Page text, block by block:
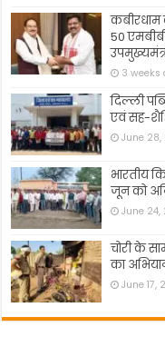
कबीरधाम
50
3 weeks
दिल्ली
एवं सह-
June 28,
भारतीय
जून को
June 24,
चोरी के
का
June 17,